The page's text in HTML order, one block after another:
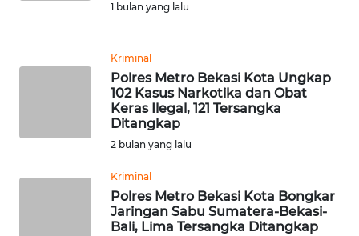
1 bulan yang lalu
Kriminal
Polres Metro Bekasi Kota Ungkap
102 Kasus Narkotika dan Obat
Keras Ilegal, 121 Tersangka
Ditangkap
2 bulan yang lalu
Kriminal
Polres Metro Bekasi Kota Bongkar
Jaringan Sabu Sumatera-Bekasi-
Bali, Lima Tersangka Ditangkap
WN